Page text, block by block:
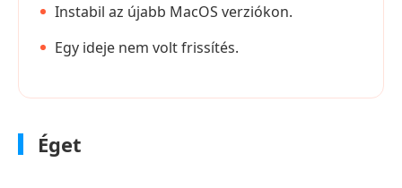
Instabil az újabb MacOS verziókon.
Egy ideje nem volt frissítés.
Éget